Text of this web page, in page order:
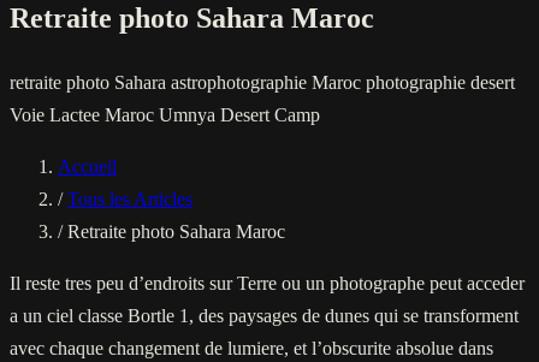
Retraite photo Sahara Maroc
retraite photo Sahara astrophotographie Maroc photographie desert
Voie Lactee Maroc Umnya Desert Camp
Accueil
/ Tous les Articles
/ Retraite photo Sahara Maroc
Il reste tres peu d’endroits sur Terre ou un photographe peut acceder
a un ciel classe Bortle 1, des paysages de dunes qui se transforment
avec chaque changement de lumiere, et l’obscurite absolue dans